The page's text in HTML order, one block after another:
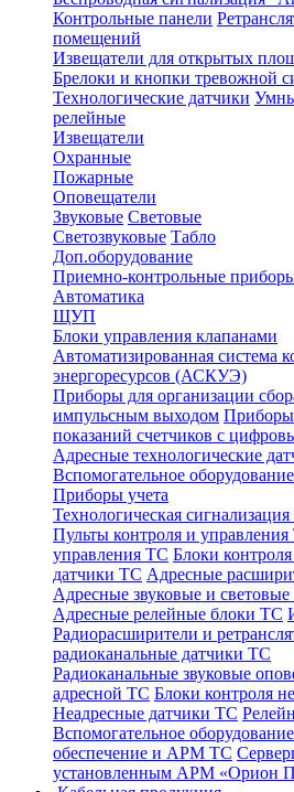
Контрольные панели
помещений
Извещатели для открытых
Брелоки и кнопки тревожной
Технологические датчики
релейные
Извещатели
Охранные
Пожарные
Оповещатели
Звуковые Световые
Светозвуковые Табло
Доп.оборудование
Приемно-контрольные
Автоматика
ЩУП
Блоки управления клапанами
Автоматизированная система
энергоресурсов (АСКУЭ)
Приборы для организации
импульсным выходом Приборы
показаний счетчиков с
Адресные технологические
Вспомогательное оборудование
Приборы учета
Технологическая
Пульты контроля и
управления ТС Блоки
датчики ТС Адресные
Адресные звуковые и
Адресные релейные блоки ТС
Радиорасширители и
радиоканальные датчики ТС
Радиоканальные звуковые
адресной ТС Блоки контроля
Неадресные датчики ТС
Вспомогательное
обеспечение и АРМ ТС
установленным АРМ «Орион